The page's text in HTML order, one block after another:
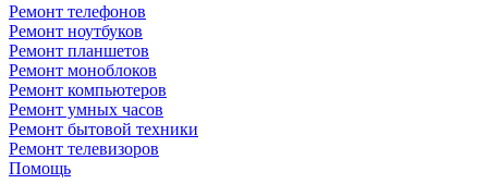
Ремонт телефонов
Ремонт ноутбуков
Ремонт планшетов
Ремонт моноблоков
Ремонт компьютеров
Ремонт умных часов
Ремонт бытовой техники
Ремонт телевизоров
Помощь